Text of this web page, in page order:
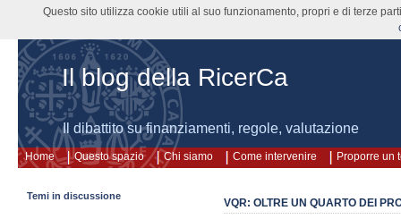
Il blog della RicerCa
Il dibattito su finanziamenti, regole, valutazione
Home Questo spazio Chi siamo Come intervenire Proporre un
VQR: OLTRE UN QUARTO DEI
Temi in discussione
Questo sito utilizza cookie utili al suo funzionamento, propri e di terze